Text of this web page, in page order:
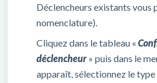
Déclencheurs existants vous
nomenclature).
Cliquez dans le tableau «
déclencheur» puis dans le
apparaît, sélectionnez le